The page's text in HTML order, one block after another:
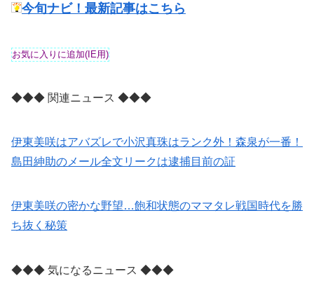
今旬ナビ！最新記事はこちら
◆◆◆ 関連ニュース ◆◆◆
伊東美咲はアバズレで小沢真珠はランク外！森泉が一番！
島田紳助のメール全文リークは逮捕目前の証
伊東美咲の密かな野望…飽和状態のママタレ戦国時代を勝
ち抜く秘策
◆◆◆ 気になるニュース ◆◆◆